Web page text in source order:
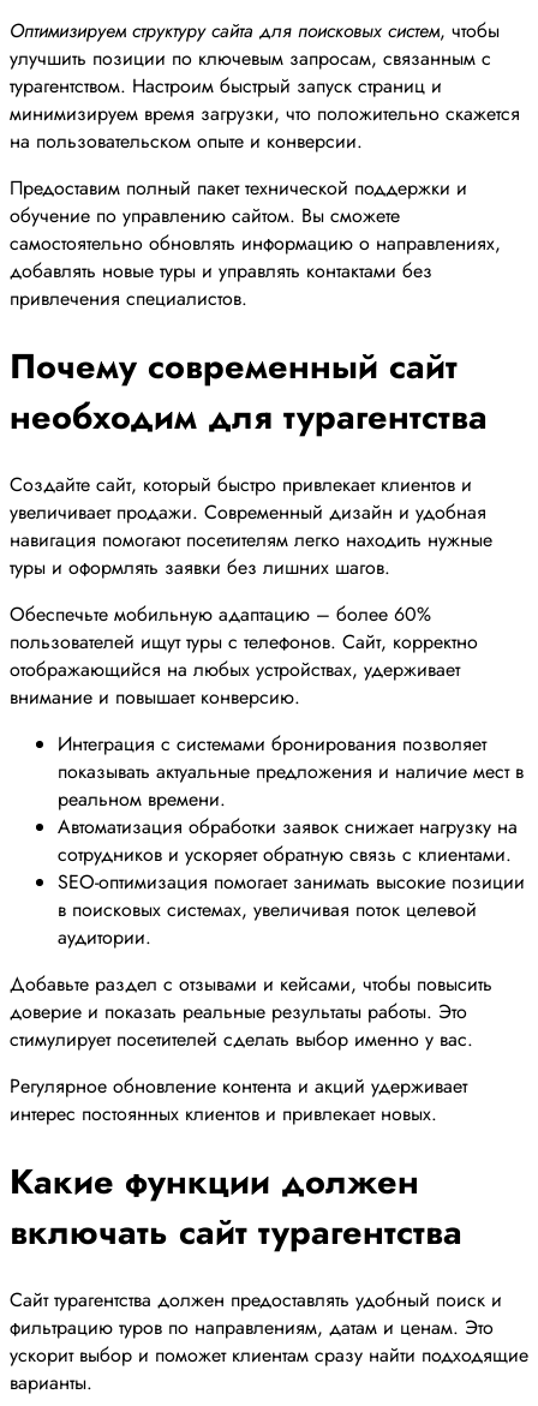
Оптимизируем структуру сайта для поисковых систем, чтобы
улучшить позиции по ключевым запросам, связанным с
турагентством. Настроим быстрый запуск страниц и
минимизируем время загрузки, что положительно скажется
на пользовательском опыте и конверсии.
Предоставим полный пакет технической поддержки и
обучение по управлению сайтом. Вы сможете
самостоятельно обновлять информацию о направлениях,
добавлять новые туры и управлять контактами без
привлечения специалистов.
Почему современный сайт
необходим для турагентства
Создайте сайт, который быстро привлекает клиентов и
увеличивает продажи. Современный дизайн и удобная
навигация помогают посетителям легко находить нужные
туры и оформлять заявки без лишних шагов.
Обеспечьте мобильную адаптацию – более 60%
пользователей ищут туры с телефонов. Сайт, корректно
отображающийся на любых устройствах, удерживает
внимание и повышает конверсию.
Интеграция с системами бронирования позволяет
показывать актуальные предложения и наличие мест в
реальном времени.
Автоматизация обработки заявок снижает нагрузку на
сотрудников и ускоряет обратную связь с клиентами.
SEO-оптимизация помогает занимать высокие позиции
в поисковых системах, увеличивая поток целевой
аудитории.
Добавьте раздел с отзывами и кейсами, чтобы повысить
доверие и показать реальные результаты работы. Это
стимулирует посетителей сделать выбор именно у вас.
Регулярное обновление контента и акций удерживает
интерес постоянных клиентов и привлекает новых.
Какие функции должен
включать сайт турагентства
Сайт турагентства должен предоставлять удобный поиск и
фильтрацию туров по направлениям, датам и ценам. Это
ускорит выбор и поможет клиентам сразу найти подходящие
варианты.